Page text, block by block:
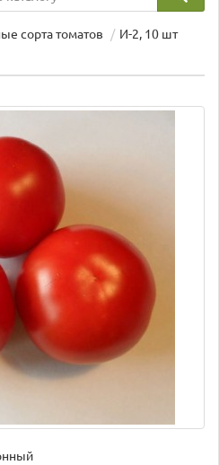
сорта томатов И-2, 10 шт